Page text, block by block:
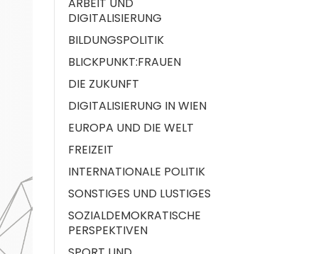
DIGITALISIERUNG
BILDUNGSPOLITIK
BLICKPUNKT:FRAUEN
DIE ZUKUNFT
DIGITALISIERUNG IN WIEN
EUROPA UND DIE WELT
FREIZEIT
INTERNATIONALE POLITIK
SONSTIGES UND LUSTIGES
SOZIALDEMOKRATISCHE
PERSPEKTIVEN